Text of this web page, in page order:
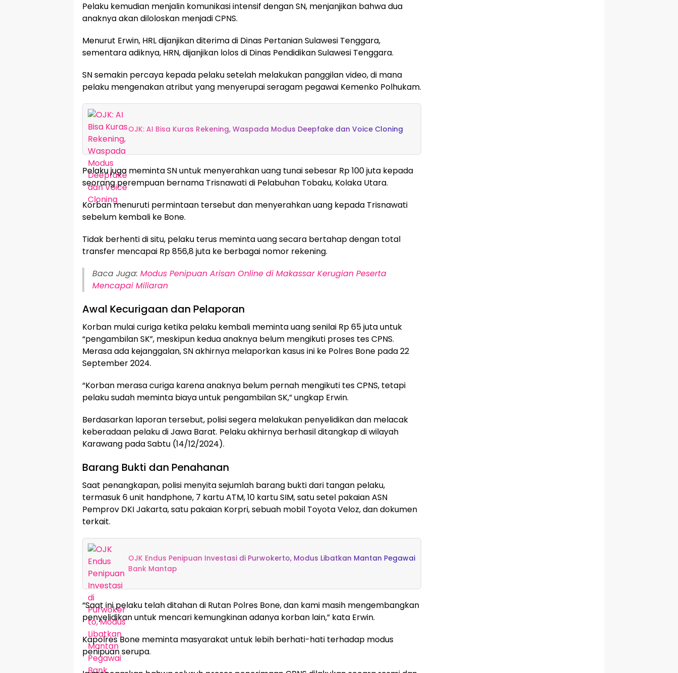
Pelaku kemudian menjalin komunikasi intensif dengan SN, menjanjikan bahwa dua
anaknya akan diloloskan menjadi CPNS.
Menurut Erwin, HRL dijanjikan diterima di Dinas Pertanian Sulawesi Tenggara,
sementara adiknya, HRN, dijanjikan lolos di Dinas Pendidikan Sulawesi Tenggara.
SN semakin percaya kepada pelaku setelah melakukan panggilan video, di mana
pelaku mengenakan atribut yang menyerupai seragam pegawai Kemenko Polhukam.
OJK: AI Bisa Kuras Rekening, Waspada Modus Deepfake dan Voice Cloning
Pelaku juga meminta SN untuk menyerahkan uang tunai sebesar Rp 100 juta kepada
seorang perempuan bernama Trisnawati di Pelabuhan Tobaku, Kolaka Utara.
Korban menuruti permintaan tersebut dan menyerahkan uang kepada Trisnawati
sebelum kembali ke Bone.
Tidak berhenti di situ, pelaku terus meminta uang secara bertahap dengan total
transfer mencapai Rp 856,8 juta ke berbagai nomor rekening.
Baca Juga: Modus Penipuan Arisan Online di Makassar Kerugian Peserta
Mencapai Miliaran
Awal Kecurigaan dan Pelaporan
Korban mulai curiga ketika pelaku kembali meminta uang senilai Rp 65 juta untuk
“pengambilan SK”, meskipun kedua anaknya belum mengikuti proses tes CPNS.
Merasa ada kejanggalan, SN akhirnya melaporkan kasus ini ke Polres Bone pada 22
September 2024.
“Korban merasa curiga karena anaknya belum pernah mengikuti tes CPNS, tetapi
pelaku sudah meminta biaya untuk pengambilan SK,” ungkap Erwin.
Berdasarkan laporan tersebut, polisi segera melakukan penyelidikan dan melacak
keberadaan pelaku di Jawa Barat. Pelaku akhirnya berhasil ditangkap di wilayah
Karawang pada Sabtu (14/12/2024).
Barang Bukti dan Penahanan
Saat penangkapan, polisi menyita sejumlah barang bukti dari tangan pelaku,
termasuk 6 unit handphone, 7 kartu ATM, 10 kartu SIM, satu setel pakaian ASN
Pemprov DKI Jakarta, satu pakaian Korpri, sebuah mobil Toyota Veloz, dan dokumen
terkait.
OJK Endus Penipuan Investasi di Purwokerto, Modus Libatkan Mantan Pegawai
Bank Mantap
“Saat ini pelaku telah ditahan di Rutan Polres Bone, dan kami masih mengembangkan
penyelidikan untuk mencari kemungkinan adanya korban lain,” kata Erwin.
Kapolres Bone meminta masyarakat untuk lebih berhati-hati terhadap modus
penipuan serupa.